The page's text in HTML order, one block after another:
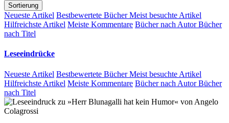
Sortierung
Neueste Artikel Bestbewertete BücherMeist besuchte Artikel
Hilfreichste Artikel Meiste Kommentare Bücher nach AutorBücher
nach Titel
Leseeindrücke
Neueste Artikel Bestbewertete BücherMeist besuchte Artikel
Hilfreichste Artikel Meiste Kommentare Bücher nach AutorBücher
nach Titel